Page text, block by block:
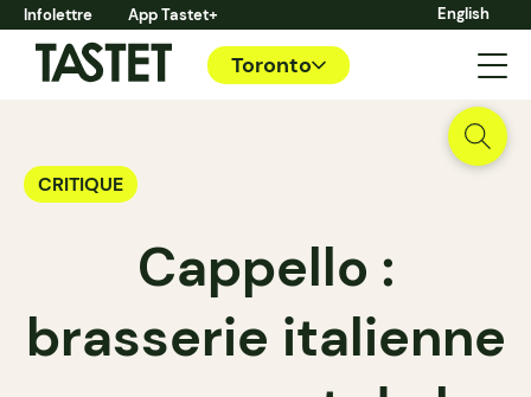
Infolettre App Tastet+ English
Toronto
CRITIQUE
Cappello :
brasserie italienne